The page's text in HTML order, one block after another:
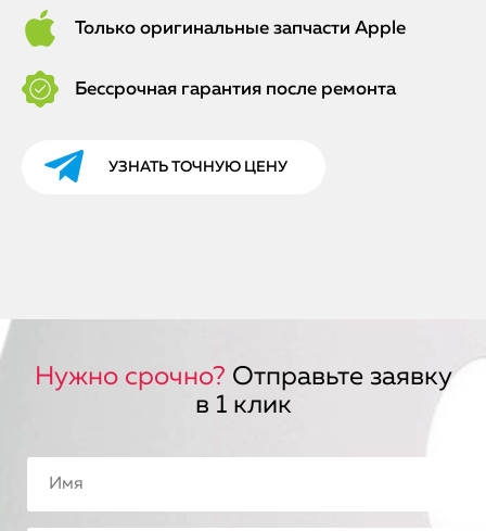
Только оригинальные запчасти Apple
Бессрочная гарантия после ремонта
УЗНАТЬ ТОЧНУЮ ЦЕНУ
Нужно срочно? Отправьте заявку
в 1 клик